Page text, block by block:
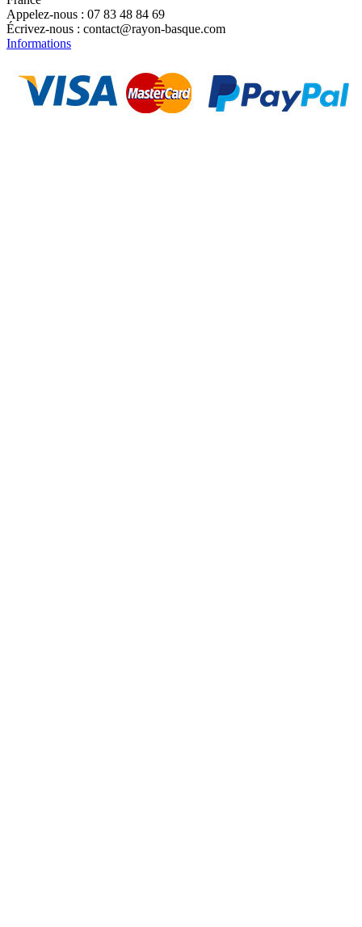
Appelez-nous : 07 83 48 84 69
Écrivez-nous : contact@rayon-basque.com
Informations